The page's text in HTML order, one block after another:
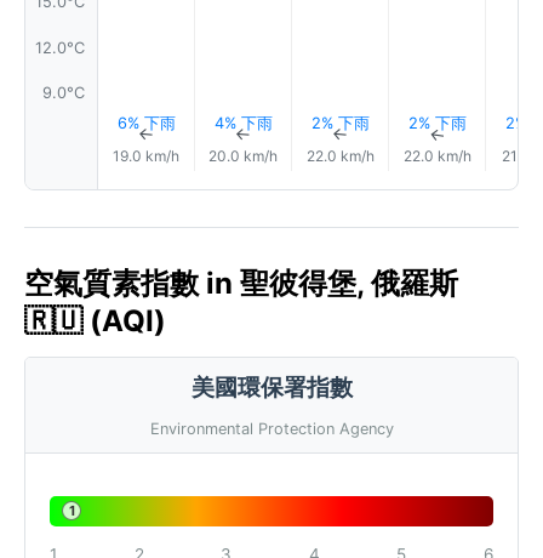
12.0°C
9.0°C
6% 下雨
↑
19.0 km/h
4% 下雨
↑
20.0 km/h
2% 下雨
↑
22.0 km/h
2% 下雨
↑
22.0 km/h
2%
21.0
空氣質素指數 in 聖彼得堡, 俄羅斯
🇷🇺 (AQI)
美國環保署指數
Environmental Protection Agency
1
1 2 3 4 5 6